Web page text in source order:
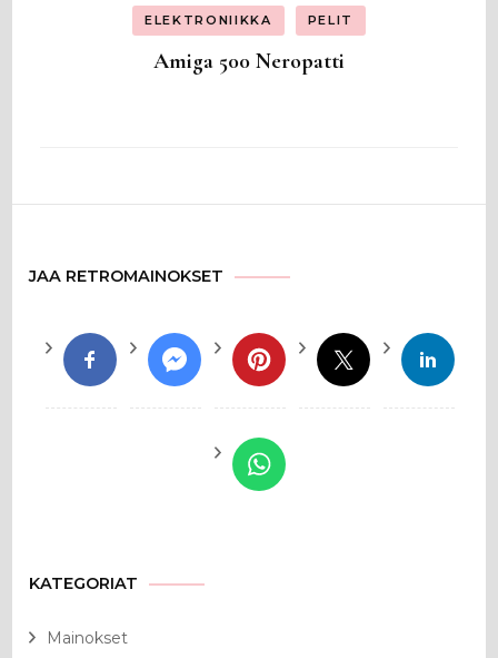
ELEKTRONIIKKA PELIT
Amiga 500 Neropatti
JAA RETROMAINOKSET
KATEGORIAT
Mainokset